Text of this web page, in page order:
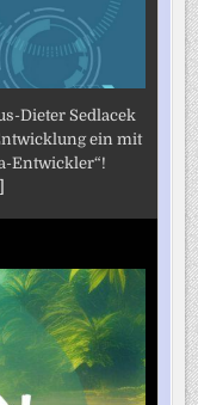
Dieter Sedlacek
ein mit
Entwickler“!